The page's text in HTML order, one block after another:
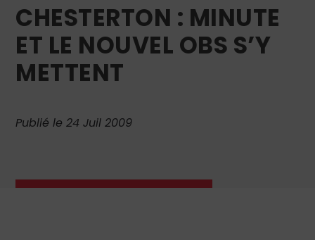
CHESTERTON : MINUTE
ET LE NOUVEL OBS S’Y
METTENT
Publié le 24 Juil 2009